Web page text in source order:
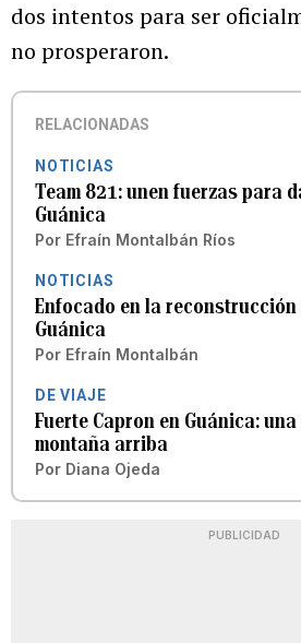
dos intentos para ser
no prosperaron.
RELACIONADAS
NOTICIAS
Team 821: unen fuerzas para
Guánica
Por Efraín Montalbán Ríos
NOTICIAS
Enfocado en la
Guánica
Por Efraín Montalbán
DE VIAJE
Fuerte Capron en Guánica:
montaña arriba
Por Diana Ojeda
PUBLICIDAD